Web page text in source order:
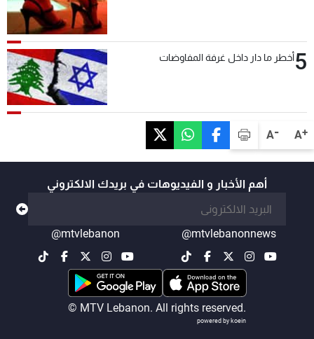
A+
A-
5أخطر ما دار داخل غرفة المفاوضات
أهم الأخبار و الفيديوهات في بريدك الالكتروني
@mtvlebanonnews
@mtvlebanon
© MTV Lebanon. All rights reserved.
powered by koein